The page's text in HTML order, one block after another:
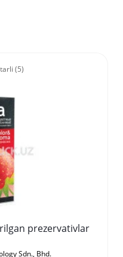
(5)
prezervativlar
Sdn., Bhd.